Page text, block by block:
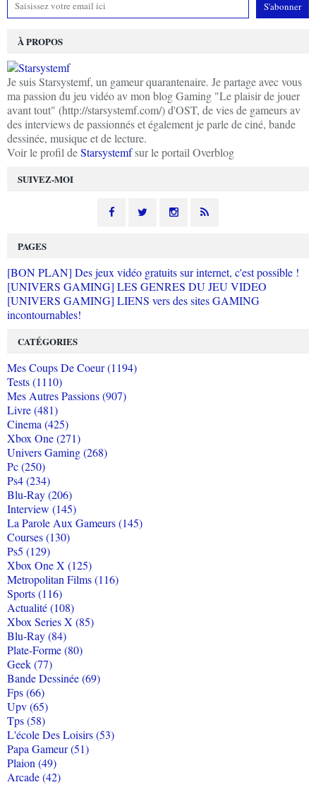
SUIVEZ-MOI
À PROPOS
Je suis Starsystemf, un gameur quarantenaire. Je partage avec vous
ma passion du jeu vidéo av mon blog Gaming "Le plaisir de jouer
avant tout" (http://starsystemf.com/) d'OST, de vies de gameurs av
des interviews de passionnés et également je parle de ciné, bande
dessinée, musique et de lecture.
Voir le profil deStarsystemfsur le portail Overblog
PAGES
[BON PLAN] Des jeux vidéo gratuits sur internet, c'est possible !
[UNIVERS GAMING] LES GENRES DU JEU VIDEO
[UNIVERS GAMING] LIENS vers des sites GAMING
incontournables!
CATÉGORIES
Mes Coups De Coeur (1194)
Tests (1110)
Mes Autres Passions (907)
Livre (481)
Cinema (425)
Xbox One (271)
Univers Gaming (268)
Pc (250)
Ps4 (234)
Blu-Ray (206)
Interview (145)
La Parole Aux Gameurs (145)
Courses (130)
Ps5 (129)
Xbox One X (125)
Metropolitan Films (116)
Sports (116)
Actualité (108)
Xbox Series X (85)
Blu-Ray (84)
Plate-Forme (80)
Geek (77)
Bande Dessinée (69)
Fps (66)
Upv (65)
Tps (58)
L'école Des Loisirs (53)
Papa Gameur (51)
Plaion (49)
Arcade (42)